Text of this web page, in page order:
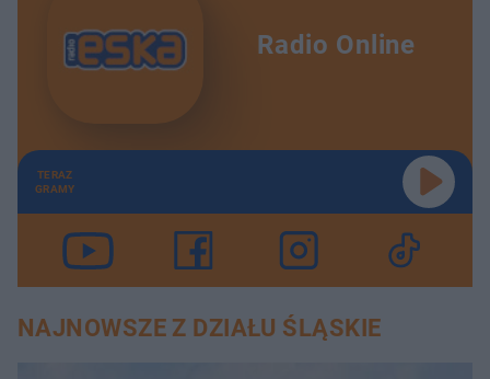
Radio Online
TERAZ
GRAMY
NAJNOWSZE Z DZIAŁU ŚLĄSKIE